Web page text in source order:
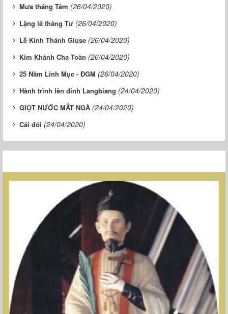
Mưa tháng Tám (26/04/2020)
Lặng lẽ tháng Tư (26/04/2020)
Lễ Kính Thánh Giuse (26/04/2020)
Kim Khánh Cha Toàn (26/04/2020)
25 Năm Linh Mục - ĐGM (26/04/2020)
Hành trình lên đỉnh Langbiang (24/04/2020)
GIỌT NƯỚC MẮT NGÀ (24/04/2020)
Cái đói (24/04/2020)